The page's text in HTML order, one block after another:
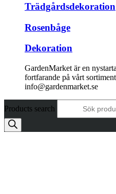
Trädgårdsdekoration
Rosenbåge
Dekoration
GardenMarket är en
fortfarande på vårt
info@gardenmarket.se
Products search